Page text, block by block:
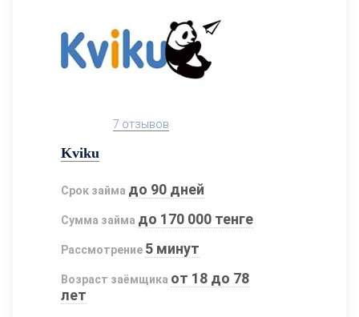
7 отзывов
Kviku
Срок займа до 90 дней
Сумма займа до 170 000 тенге
Рассмотрение 5 минут
Возраст заёмщика от 18 до 78
лет